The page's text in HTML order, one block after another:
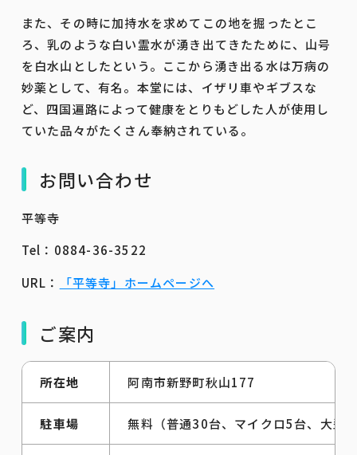
また、その時に加持水を求めてこの地を掘ったとこ
ろ、乳のような白い霊水が湧き出てきたために、山号
を白水山としたという。ここから湧き出る水は万病の
妙薬として、有名。本堂には、イザリ車やギブスな
ど、四国遍路によって健康をとりもどした人が使用し
ていた品々がたくさん奉納されている。
お問い合わせ
平等寺
Tel：0884-36-3522
URL：
「平等寺」ホームページへ
ご案内
所在地 阿南市新野町秋山177
駐車場 無料（普通30台、マイクロ5台、大型5